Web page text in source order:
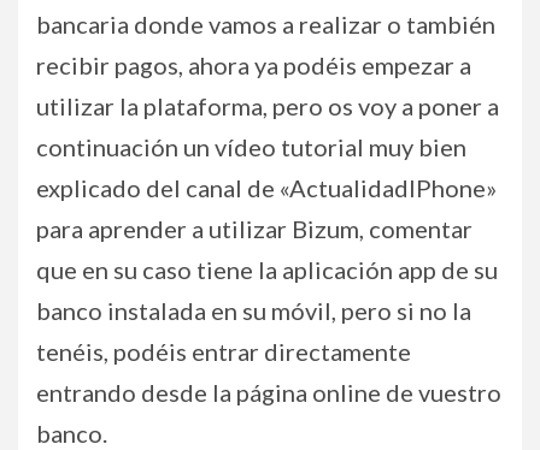
bancaria donde vamos a realizar o también
recibir pagos, ahora ya podéis empezar a
utilizar la plataforma, pero os voy a poner a
continuación un vídeo tutorial muy bien
explicado del canal de «ActualidadIPhone»
para aprender a utilizar Bizum, comentar
que en su caso tiene la aplicación app de su
banco instalada en su móvil, pero si no la
tenéis, podéis entrar directamente
entrando desde la página online de vuestro
banco.